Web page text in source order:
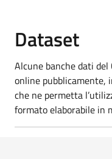
Dataset
Alcune banche dati del
online pubblicamente,
che ne permetta
formato elaborabile in